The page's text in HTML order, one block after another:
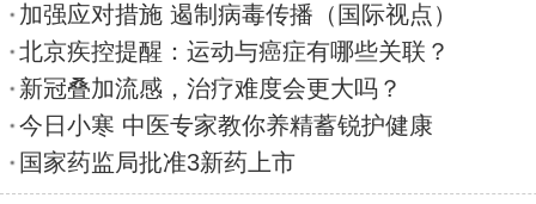
加强应对措施 遏制病毒传播（国际视点）
北京疾控提醒：运动与癌症有哪些关联？
新冠叠加流感，治疗难度会更大吗？
今日小寒 中医专家教你养精蓄锐护健康
国家药监局批准3新药上市